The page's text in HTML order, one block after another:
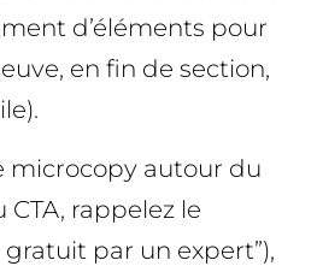
d’éléments pour
en fin de section,
microcopy autour du
rappelez le
gratuit par un expert”),